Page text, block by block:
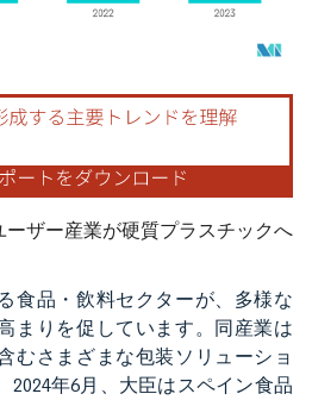
用にはCC BY 4.0の表示が必要です。
ザー産業が硬質プラスチックへ
食品・飲料セクターが、多様な
まりを促しています。同産業は
むさまざまな包装ソリューショ
2024年6月、大臣はスペイン食品